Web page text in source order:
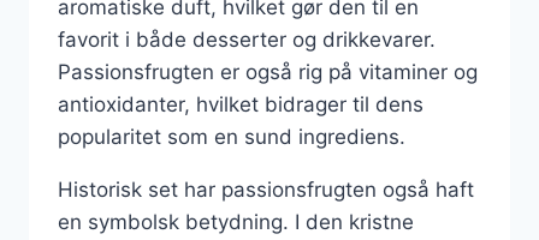
aromatiske duft, hvilket gør den til en
favorit i både desserter og drikkevarer.
Passionsfrugten er også rig på vitaminer og
antioxidanter, hvilket bidrager til dens
popularitet som en sund ingrediens.
Historisk set har passionsfrugten også haft
en symbolsk betydning. I den kristne